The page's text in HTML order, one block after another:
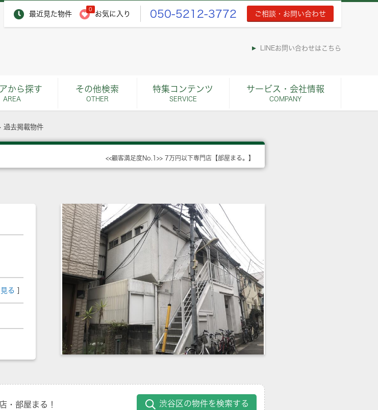
最近見た物件
0
お気に入り 050-5212-3772 ご相談・お問い合わせ
LINEお問い合わせはこちら
から探す
AREA
その他検索
OTHER
特集コンテンツ
SERVICE
サービス・会社情報
COMPANY
過去掲載物件
<<顧客満足度No.1>> 7万円以下専門店【部屋まる。】
る
・部屋まる！ 渋谷区の物件を検索する